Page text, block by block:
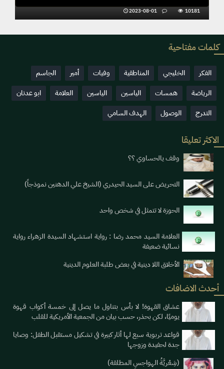
كلمات مفتاحية
الفكر الخليجي المناطقية وفيات أمير
الجاسم
الرياضة
همسات الياسين الياسين العلامة
ابو عدنان
التدرج
الوصول الهدف السامي
الاكثر تعليقا
وقف يالحساوي ؟؟
التحريض على السيد الحيدري (الشيخ علي الدهنين نموذجاً)
الحوزة لا تتمثل في شخص واحد
العلامة السيد محمد رضا : رواية استشهاد السيدة الزهراء رواية
نسائية ضعيفة
الأخلاق اللا دينية في بعض طلبة العلوم الدينية
أحدث الاضافات
عشاق القهوة! لا بأس بتناول ما يصل إلى خمسة أكواب قهوة
يوميََا، لكن بحذر، حسب بيان من الجمعية الأمريكية للقلب
قواعد تربوية سبع لها أثار كبيرة في تشكيل مستقبل الطفل: وصايا
جدة لحفيدة وزوجها
(شِعْريَّةُ الهواجسِ المطلقة)